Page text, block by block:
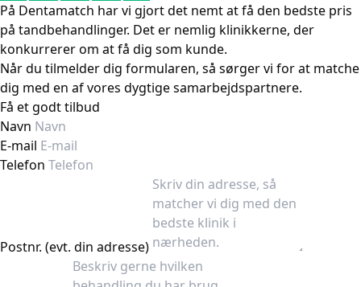
På Dentamatch har vi gjort det nemt at få den bedste pris
på tandbehandlinger. Det er nemlig klinikkerne, der
konkurrerer om at få dig som kunde.
Når du tilmelder dig formularen, så sørger vi for at matche
dig med en af vores dygtige samarbejdspartnere.
Få et godt tilbud
Navn
E-mail
Telefon
Postnr. (evt. din adresse)